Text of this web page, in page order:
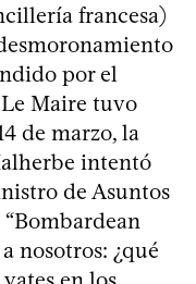
francesa)
por el
Maire tuvo
de marzo, la
intentó
de Asuntos
nosotros: ¿qué